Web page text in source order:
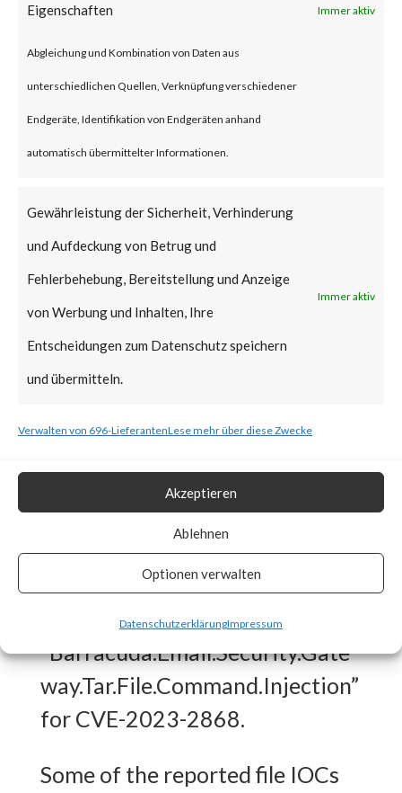
Eigenschaften Immer aktiv
Abgleichung und Kombination von Daten aus
unterschiedlichen Quellen, Verknüpfung verschiedener
Endgeräte, Identifikation von Endgeräten anhand
automatisch übermittelter Informationen.
Gewährleistung der Sicherheit, Verhinderung
und Aufdeckung von Betrug und
Fehlerbehebung, Bereitstellung und Anzeige
von Werbung und Inhalten, Ihre
Entscheidungen zum Datenschutz speichern
und übermitteln.
Immer aktiv
Verwalten von 696-LieferantenLese mehr über diese Zwecke
Akzeptieren
Ablehnen
Optionen verwalten
DatenschutzerklärungImpressum
to reports. CISA has already
added the vulnerability on its
Known Exploited Vulnerabilities
(KEV) catalog due to observed
What is the Vendor Solution?
Although a patch to address the
vulnerability was released, the
vendor recommends replacing
of patch level.
What FortiGuard Coverage is
FortiGuard Labs released an IPS
signature
“Barracuda.Email.Security.Gate
way.Tar.File.Command.Injection”
for CVE-2023-2868.
Some of the reported file IOCs